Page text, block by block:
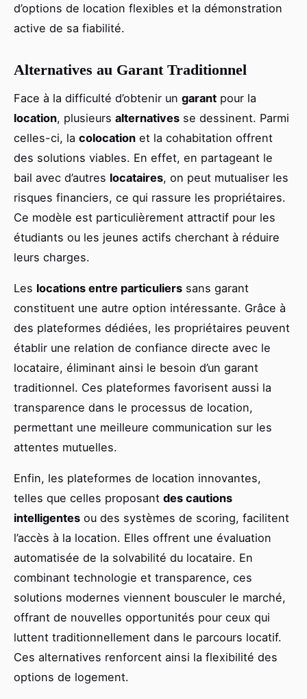
d’options de location flexibles et la démonstration
active de sa fiabilité.
Alternatives au Garant Traditionnel
Face à la difficulté d’obtenir un garant pour la
location, plusieurs alternatives se dessinent. Parmi
celles-ci, la colocation et la cohabitation offrent
des solutions viables. En effet, en partageant le
bail avec d’autres locataires, on peut mutualiser les
risques financiers, ce qui rassure les propriétaires.
Ce modèle est particulièrement attractif pour les
étudiants ou les jeunes actifs cherchant à réduire
leurs charges.
Les locations entre particuliers sans garant
constituent une autre option intéressante. Grâce à
des plateformes dédiées, les propriétaires peuvent
établir une relation de confiance directe avec le
locataire, éliminant ainsi le besoin d’un garant
traditionnel. Ces plateformes favorisent aussi la
transparence dans le processus de location,
permettant une meilleure communication sur les
attentes mutuelles.
Enfin, les plateformes de location innovantes,
telles que celles proposant des cautions
intelligentes ou des systèmes de scoring, facilitent
l’accès à la location. Elles offrent une évaluation
automatisée de la solvabilité du locataire. En
combinant technologie et transparence, ces
solutions modernes viennent bousculer le marché,
offrant de nouvelles opportunités pour ceux qui
luttent traditionnellement dans le parcours locatif.
Ces alternatives renforcent ainsi la flexibilité des
options de logement.